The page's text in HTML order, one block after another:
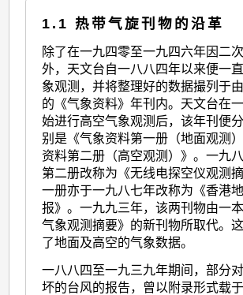
1.1 热带气旋刊物的沿革
除了在一九四零至一九四六年因二
外，天文台自一八八四年以来便一
象观测，并将整理好的数据撮列于
的《气象资料》年刊内。天文台在
始进行高空气象观测后，该年刊便
别是《气象资料第一册（地面观测
资料第二册（高空观测）》。一九
第二册改称为《无线电探空仪观测
一册亦于一九八七年改称为《香港
报》。一九九三年，该两刊物由一
气象观测摘要》的新刊物所取代。
了地面及高空的气象数据。
一八八四至一九三九年期间，部分
坏的台风的报告，曾以附录形式载